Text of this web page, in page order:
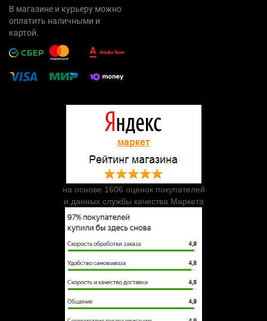
В магазине и курьеру можно
оплатить наличными и
картой.
на основе 1606 оценок покупателей
и данных службы качества Маркета